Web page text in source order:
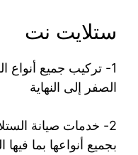
ستلايت نت
1- تركيب جميع أنواع
الصفر إلى النهاية
2- خدمات صيانة
بجميع أنواعها بما